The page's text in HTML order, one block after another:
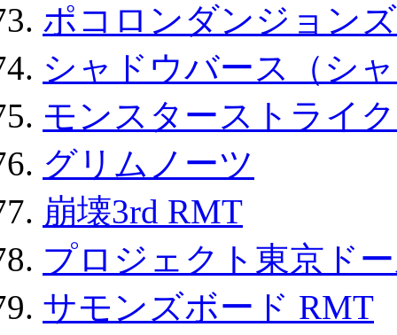
ポコロンダンジョン
シャドウバース（シ
モンスターストライ
グリムノーツ
崩壊3rd RMT
プロジェクト東京ド
サモンズボード RMT